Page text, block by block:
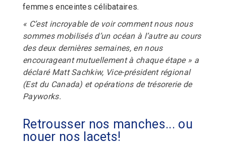
femmes enceintes célibataires.
« C’est incroyable de voir comment nous nous
sommes mobilisés d’un océan à l’autre au cours
des deux dernières semaines, en nous
encourageant mutuellement à chaque étape » a
déclaré Matt Sachkiw, Vice-président régional
(Est du Canada) et opérations de trésorerie de
Payworks.
Retrousser nos manches... ou
nouer nos lacets!